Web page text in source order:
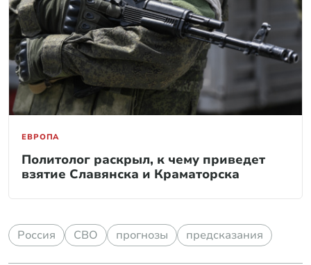
ЕВРОПА
Политолог раскрыл, к чему приведет
взятие Славянска и Краматорска
Россия СВО прогнозы предсказания